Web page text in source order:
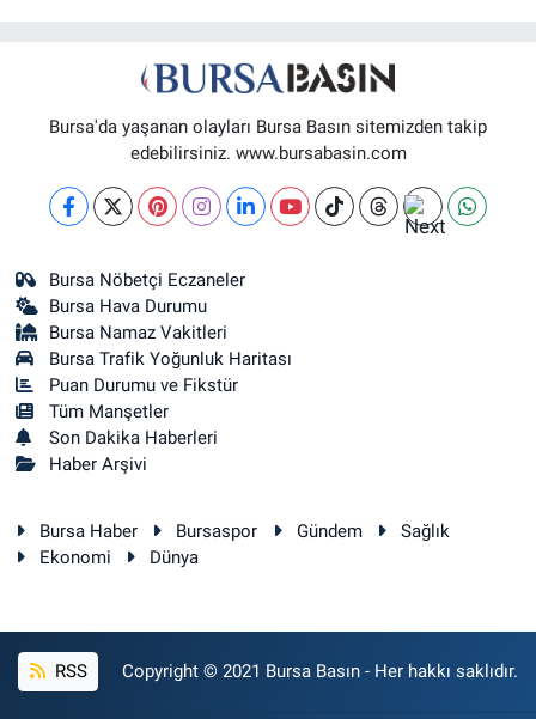
Bursa'da yaşanan olayları Bursa Basın sitemizden takip
edebilirsiniz. www.bursabasin.com
Bursa Nöbetçi Eczaneler
Bursa Hava Durumu
Bursa Namaz Vakitleri
Bursa Trafik Yoğunluk Haritası
Puan Durumu ve Fikstür
Tüm Manşetler
Son Dakika Haberleri
Haber Arşivi
Bursa Haber Bursaspor Gündem
Sağlık
Ekonomi
Dünya
RSS Copyright © 2021 Bursa Basın - Her hakkı saklıdır.